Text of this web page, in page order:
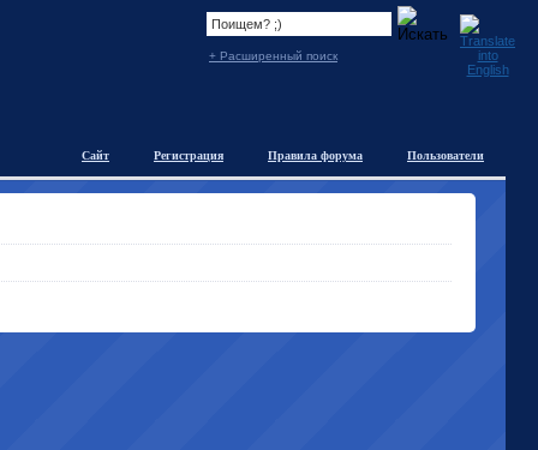
+ Расширенный поиск
Пользователи
Правила форума
Регистрация
Сайт